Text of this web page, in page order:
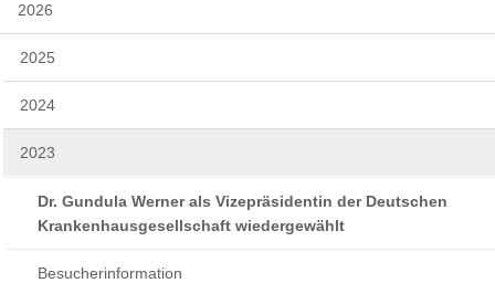
2026
2025
2024
2023
Dr. Gundula Werner als Vizepräsidentin der Deutschen
Krankenhausgesellschaft wiedergewählt
Besucherinformation